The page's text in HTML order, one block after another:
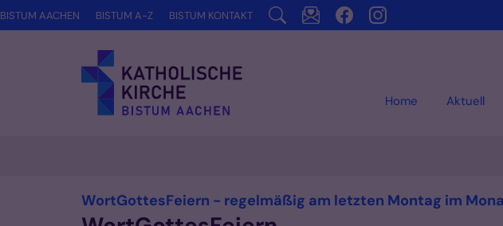
Zum Inhalt springen
Home Aktuell
BISTUM AACHEN BISTUM A-Z BISTUM KONTAKT
WortGottesFeiern - regelmäßig am letzten Montag im